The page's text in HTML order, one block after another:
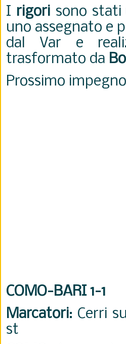
I rigori sono
uno assegnato e
dal Var e
trasformato da
Prossimo
COMO-BARI 1-1
Marcatori: Cerri
st